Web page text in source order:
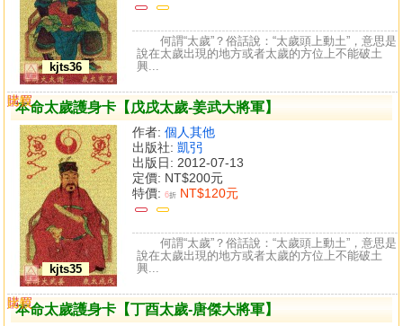
kjts36
何謂“太歲”？俗話說：“太歲頭上動土”，意思是
說在太歲出現的地方或者太歲的方位上不能破土
興...
本命太歲護身卡【戊戌太歲-姜武大將軍】
kjts35
作者: 個人其他
出版社: 凱弜
出版日: 2012-07-13
定價: NT$200元
特價: 6折 NT$120元
購買
比較
何謂“太歲”？俗話說：“太歲頭上動土”，意思是
說在太歲出現的地方或者太歲的方位上不能破土
興...
本命太歲護身卡【丁酉太歲-唐傑大將軍】
購買
比較